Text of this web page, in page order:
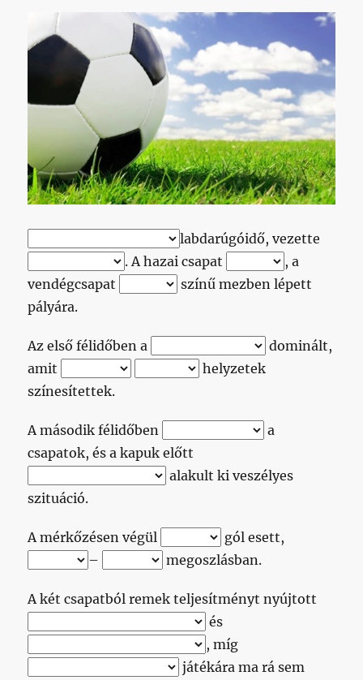
egyetlen
ugrás
labdarúgóidő, vezette
. A hazai csapat
, a
vendégcsapat
színű mezben lépett
pályára.
Az első félidőben a
dominált,
amit
helyzetek
színesítettek.
A második félidőben
a
csapatok, és a kapuk előtt
alakult ki veszélyes
szituáció.
A mérkőzésen végül
gól esett,
–
megoszlásban.
A két csapatból remek teljesítményt nyújtott
és
, míg
játékára ma rá sem